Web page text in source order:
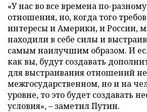
«У нас во все времена по-
отношения, но, когда того
интересы и Америки, и России,
находили в себе силы и
самым наилучшим образом. И
как вы, будут создавать
для выстраивания отношений
межгосударственном, но и на
уровне, то это будет создавать
условия», – заметил Путин.